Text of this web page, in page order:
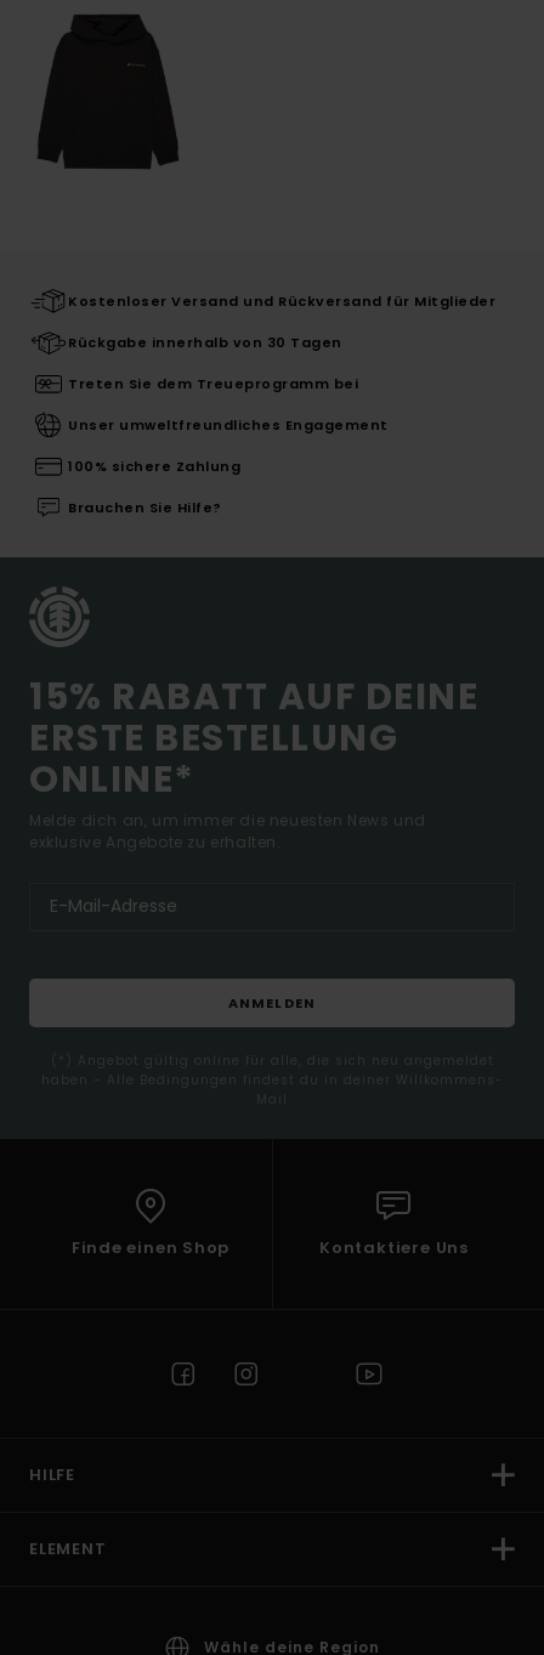
Kostenloser Versand und Rückversand für Mitglieder
Rückgabe innerhalb von 30 Tagen
Treten Sie dem Treueprogramm bei
Unser umweltfreundliches Engagement
100% sichere Zahlung
Brauchen Sie Hilfe?
15% RABATT AUF DEINE
ERSTE BESTELLUNG
ONLINE*
Melde dich an, um immer die neuesten News und
exklusive Angebote zu erhalten.
ANMELDEN
(*) Angebot gültig online für alle, die sich neu angemeldet
haben - Alle Bedingungen findest du in deiner Willkommens-
Mail
Finde einen Shop Kontaktiere Uns
HILFE
ELEMENT
Wähle deine Region